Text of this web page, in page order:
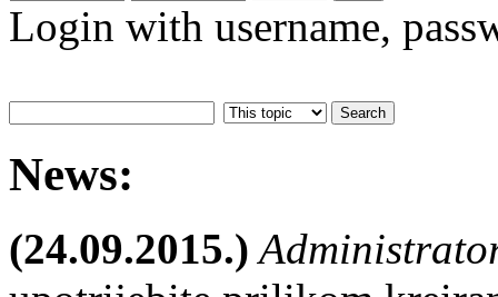
Login with username,
News:
(24.09.2015.)